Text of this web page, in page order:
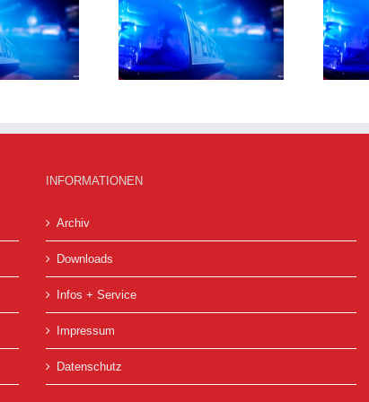
Baum auf
Dieselspur im
Industriegebiet
INFORMATIONEN
Archiv
Downloads
Infos + Service
Impressum
Datenschutz